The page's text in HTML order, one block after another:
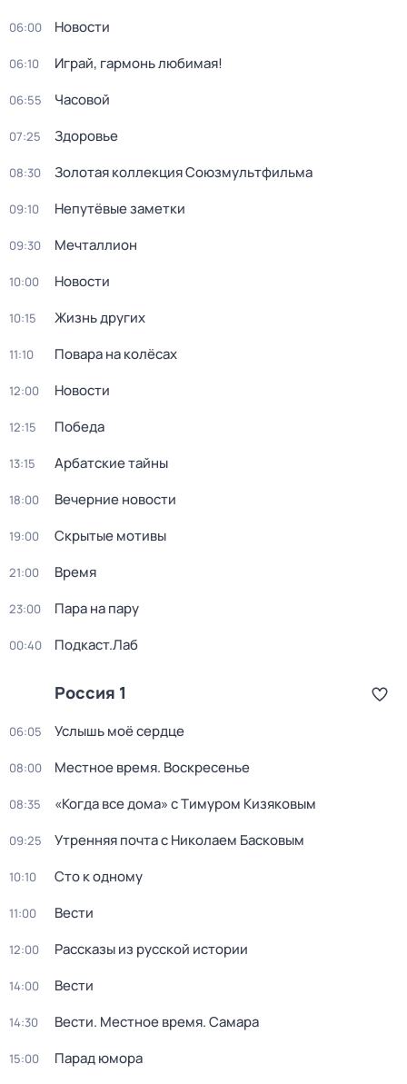
06:00 Новости
06:10 Играй, гармонь любимая!
06:55 Часовой
07:25 Здоровье
08:30 Золотая коллекция Союзмультфильма
09:10 Непутёвые заметки
09:30 Мечталлион
10:00 Новости
10:15 Жизнь других
11:10 Повара на колёсах
12:00 Новости
12:15 Победа
13:15 Арбатские тайны
18:00 Вечерние новости
19:00 Скрытые мотивы
21:00 Время
23:00 Пара на пару
00:40 Подкаст.Лаб
Россия 1
06:05 Услышь моё сердце
08:00 Местное время. Воскресенье
08:35 «Когда все дома» с Тимуром Кизяковым
09:25 Утренняя почта с Николаем Басковым
10:10 Сто к одному
11:00 Вести
12:00 Рассказы из русской истории
14:00 Вести
14:30 Вести. Местное время. Самара
15:00 Парад юмора